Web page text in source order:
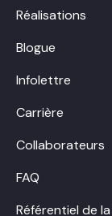
Réalisations
Blogue
Infolettre
Carrière
Collaborateurs
FAQ
Référentiel de